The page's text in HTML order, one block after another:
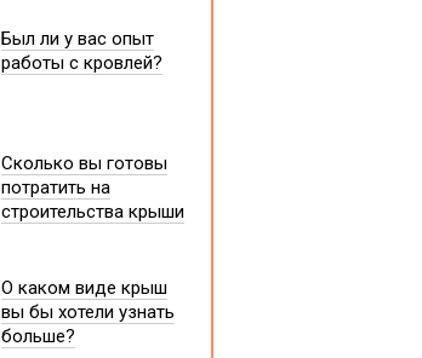
Был ли у вас опыт
работы с кровлей?
Сколько вы готовы
потратить на
строительства крыши
О каком виде крыш
вы бы хотели узнать
больше?